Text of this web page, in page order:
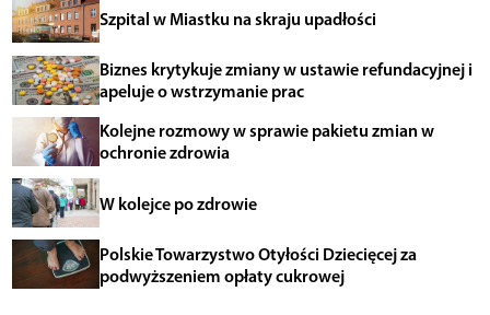
Szpital w Miastku na skraju upadłości
Biznes krytykuje zmiany w ustawie refundacyjnej i
apeluje o wstrzymanie prac
Kolejne rozmowy w sprawie pakietu zmian w
ochronie zdrowia
W kolejce po zdrowie
Polskie Towarzystwo Otyłości Dziecięcej za
podwyższeniem opłaty cukrowej